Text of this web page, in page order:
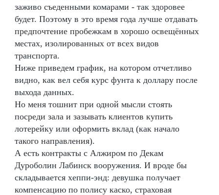
заживо съеденными комарами - так здоровее
будет. Поэтому в это время года лучше отдавать
предпочтение пробежкам в хорошо освещённых
местах, изолированных от всех видов
транспорта.
Ниже приведем график, на котором отчетливо
видно, как вел себя курс фунта к доллару после
выхода данных.
Но меня тошнит при одной мысли стоять
посреди зала и зазывать клиентов купить
лотерейку или оформить вклад (как начало
такого направления).
А есть контракты с Алжиром по Декам
Дуроболин Лабинск вооружения. И вроде бы
складывается хеппи-энд: девушка получает
компенсацию по полису каско, страховая